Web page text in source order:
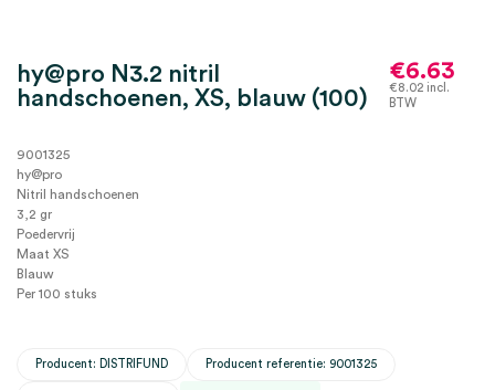
hy@pro N3.2 nitril
handschoenen, XS, blauw (100)
€6.63
€8.02 incl.
BTW
9001325
hy@pro
Nitril handschoenen
3,2 gr
Poedervrij
Maat XS
Blauw
Per 100 stuks
Producent: DISTRIFUND Producent referentie: 9001325